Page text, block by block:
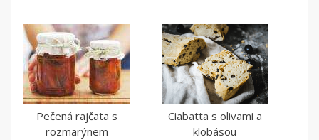
Pečená rajčata s
rozmarýnem
Ciabatta s olivami a
klobásou